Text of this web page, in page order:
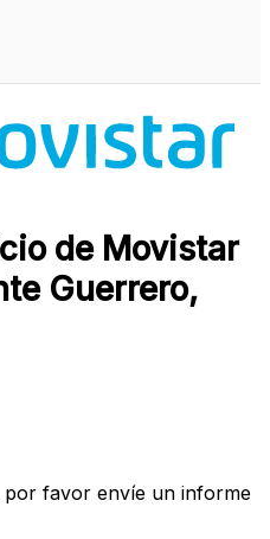
de Movistar
Guerrero,
por favor envíe un informe